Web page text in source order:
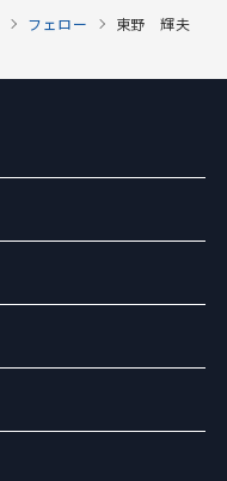
フェロー
東野 輝夫